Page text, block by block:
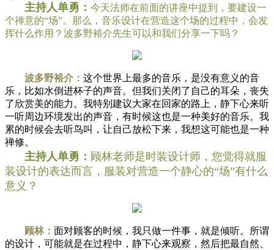
主持人单勇： 今天法师在前面的讲座中提到，要建设一
个禅意的“场”。那么，音乐设计在营造这个场的过程中，会发
挥什么作用？波多野裕介先生可以和我们分享一下吗？
波多野裕介： 这个世界上最多的音乐，是没有意义的音
乐，比如水倒进杯子的声音。但我们关闭了自己的耳朵，丧失
了欣赏美的能力。我特别建议大家在回家的路上，静下心来听
一听周边环境发出的声音，有时候这也是一种美好的音乐。我
累的时候会去听鸟叫，让自己放松下来，我想这可能也是一种
禅修。
主持人单勇： 顾林老师是时装设计师，您觉得就服
装设计的表达而言，服装对营造一个静心的“场”有什么
意义？
顾林： 面对顾客的时候，我只做一件事，就是倾听。所谓
的设计，可能就是在过程中，静下心来观察，然后把最自然、